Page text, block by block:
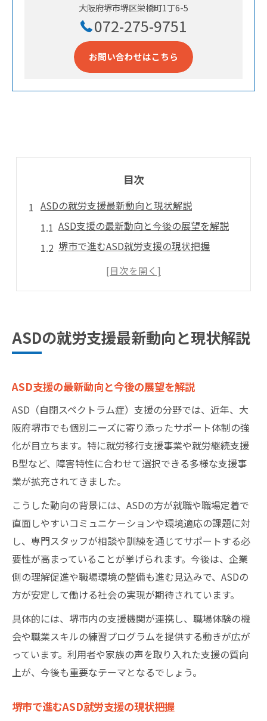
大阪府堺市堺区栄橋町1丁6-5
072-275-9751
お問い合わせはこちら
目次
ASDの就労支援最新動向と現状解説
ASD支援の最新動向と今後の展望を解説
堺市で進むASD就労支援の現状把握
ASD向け就労環境の変化と課題を探る
大阪府堺市でASDに必要な支援とは
ASDに必要な就労支援内容を堺市で解説
ASD当事者が求める堺市での支援環境
ASD支援に不可欠なサポート体制の構築
堺市ASD支援現場で重視されるポイント
ASDが抱える堺市特有の就労課題考察
ASDに特有な堺市の就労課題を深掘り
堺市でASD支援が直面する現実的な悩み
ASD就労における職場環境の課題分析
ASD支援で浮上する堺市特有の対応策
ASD当事者が抱える堺市ならではの困難
支援選びに迷う方へASD就労のヒント
ASD就労支援選びで押さえるべき要点
堺市でASD支援先を選ぶ際の判断基準
ASD就労支援のタイプ別活用ポイント
ASD支援機関の連携による安心の選択肢
ASD当事者が支援選びで注意したい点
ASD向け就労移行と継続支援の違い解説
ASDの就労支援最新動向と現状解説
ASD支援の最新動向と今後の展望を解説
ASD（自閉スペクトラム症）支援の分野では、近年、大
阪府堺市でも個別ニーズに寄り添ったサポート体制の強
化が目立ちます。特に就労移行支援事業や就労継続支援
B型など、障害特性に合わせて選択できる多様な支援事
業が拡充されてきました。
こうした動向の背景には、ASDの方が就職や職場定着で
直面しやすいコミュニケーションや環境適応の課題に対
し、専門スタッフが相談や訓練を通じてサポートする必
要性が高まっていることが挙げられます。今後は、企業
側の理解促進や職場環境の整備も進む見込みで、ASDの
方が安定して働ける社会の実現が期待されています。
具体的には、堺市内の支援機関が連携し、職場体験の機
会や職業スキルの練習プログラムを提供する動きが広が
っています。利用者や家族の声を取り入れた支援の質向
上が、今後も重要なテーマとなるでしょう。
堺市で進むASD就労支援の現状把握